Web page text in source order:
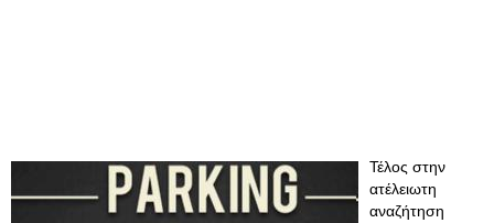
Τέλος στην
ατέλειωτη
αναζήτηση